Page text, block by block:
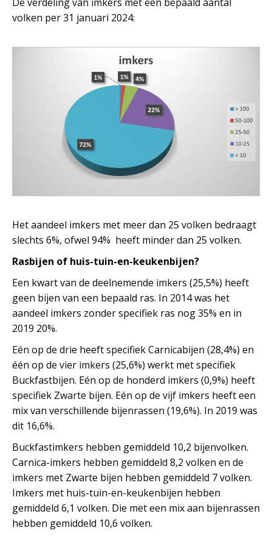
volken per 31 januari 2024:
Het aandeel imkers met meer dan 25 volken bedraagt
slechts 6%, ofwel 94% heeft minder dan 25 volken.
Rasbijen of huis-tuin-en-keukenbijen?
Een kwart van de deelnemende imkers (25,5%) heeft
geen bijen van een bepaald ras. In 2014 was het
aandeel imkers zonder specifiek ras nog 35% en in
2019 20%.
Eén op de drie heeft specifiek Carnicabijen (28,4%) en
één op de vier imkers (25,6%) werkt met specifiek
Buckfastbijen. Eén op de honderd imkers (0,9%) heeft
specifiek Zwarte bijen. Eén op de vijf imkers heeft een
mix van verschillende bijenrassen (19,6%). In 2019 was
dit 16,6%.
Buckfastimkers hebben gemiddeld 10,2 bijenvolken.
Carnica-imkers hebben gemiddeld 8,2 volken en de
imkers met Zwarte bijen hebben gemiddeld 7 volken.
Imkers met huis-tuin-en-keukenbijen hebben
gemiddeld 6,1 volken. Die met een mix aan bijenrassen
hebben gemiddeld 10,6 volken.